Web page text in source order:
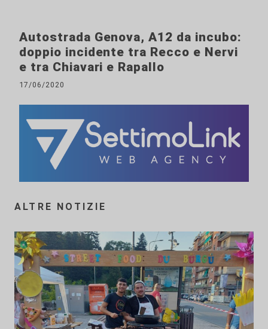
Autostrada Genova, A12 da incubo:
doppio incidente tra Recco e Nervi
e tra Chiavari e Rapallo
17/06/2020
ALTRE NOTIZIE